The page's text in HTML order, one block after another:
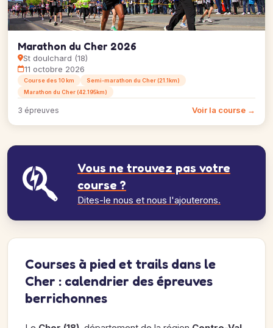
Marathon du Cher 2026
St doulchard (18)
11 octobre 2026
Course des 10 km
Semi-marathon du Cher (21.1km)
Marathon du Cher (42.195km)
3 épreuves Voir la course →
Vous ne trouvez pas votre
course ?
Dites-le nous et nous l'ajouterons.
Courses à pied et trails dans le
Cher : calendrier des épreuves
berrichonnes